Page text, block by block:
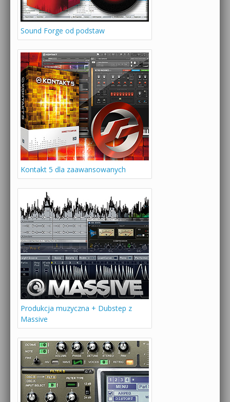
Sound Forge od podstaw
Kontakt 5 dla zaawansowanych
Produkcja muzyczna + Dubstep z
Massive